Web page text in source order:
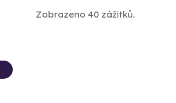
Zobrazeno 40 zážitků.